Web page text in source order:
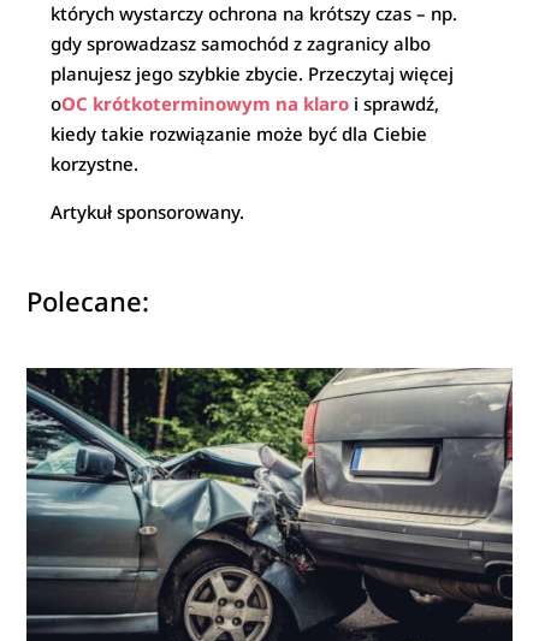
których wystarczy ochrona na krótszy czas – np.
gdy sprowadzasz samochód z zagranicy albo
planujesz jego szybkie zbycie. Przeczytaj więcej
oOC krótkoterminowym na klaro i sprawdź,
kiedy takie rozwiązanie może być dla Ciebie
korzystne.
Artykuł sponsorowany.
Polecane: